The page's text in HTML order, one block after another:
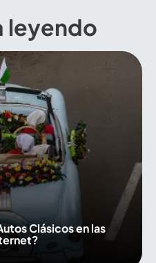
leyendo
Clásicos en las